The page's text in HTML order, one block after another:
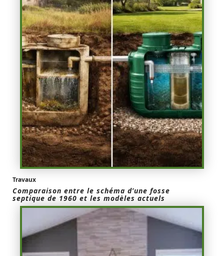
Travaux
Comparaison entre le schéma d’une fosse
septique de 1960 et les modèles actuels